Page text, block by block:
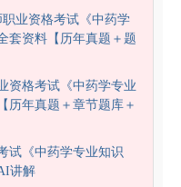
职业资格考试《中药学
套资料【历年真题＋题
资格考试《中药学专业
历年真题＋章节题库＋
试《中药学专业知识
讲解